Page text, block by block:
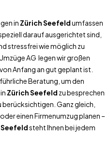
in Zürich Seefeldumfassen
darauf ausgerichtet sind,
stressfrei wie möglich zu
AG legen wir großen
von Anfang an gut geplant ist.
Beratung, um den
in Zürich Seefeld zu besprechen
berücksichtigen. Ganz gleich,
oder einen Firmenumzug planen –
steht Ihnen bei jedem